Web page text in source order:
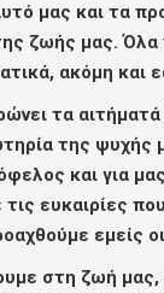
μας και τα
ζωής μας.
ακόμη και
τα
της
και για
ευκαιρίες
εμείς οι
στη ζωή μας,